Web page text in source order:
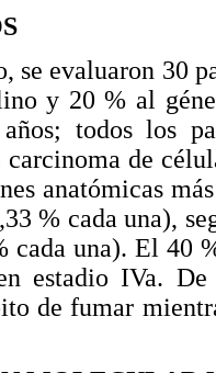
se evaluaron 30
y 20 % al
todos los
de
anatómicas
% cada una),
cada una). El 40
estadio IVa. De
de fumar